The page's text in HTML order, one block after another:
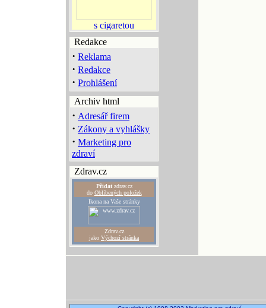
Redakce
· Reklama
· Redakce
· Prohlášení
Archiv html
· Adresář firem
· Zákony a vyhlášky
· Marketing pro
zdraví
Zdrav.cz
Přidatzdrav.cz
do Oblíbených položek
Ikona na Vaše stránky
Zdrav.cz
jako Výchozí stránka